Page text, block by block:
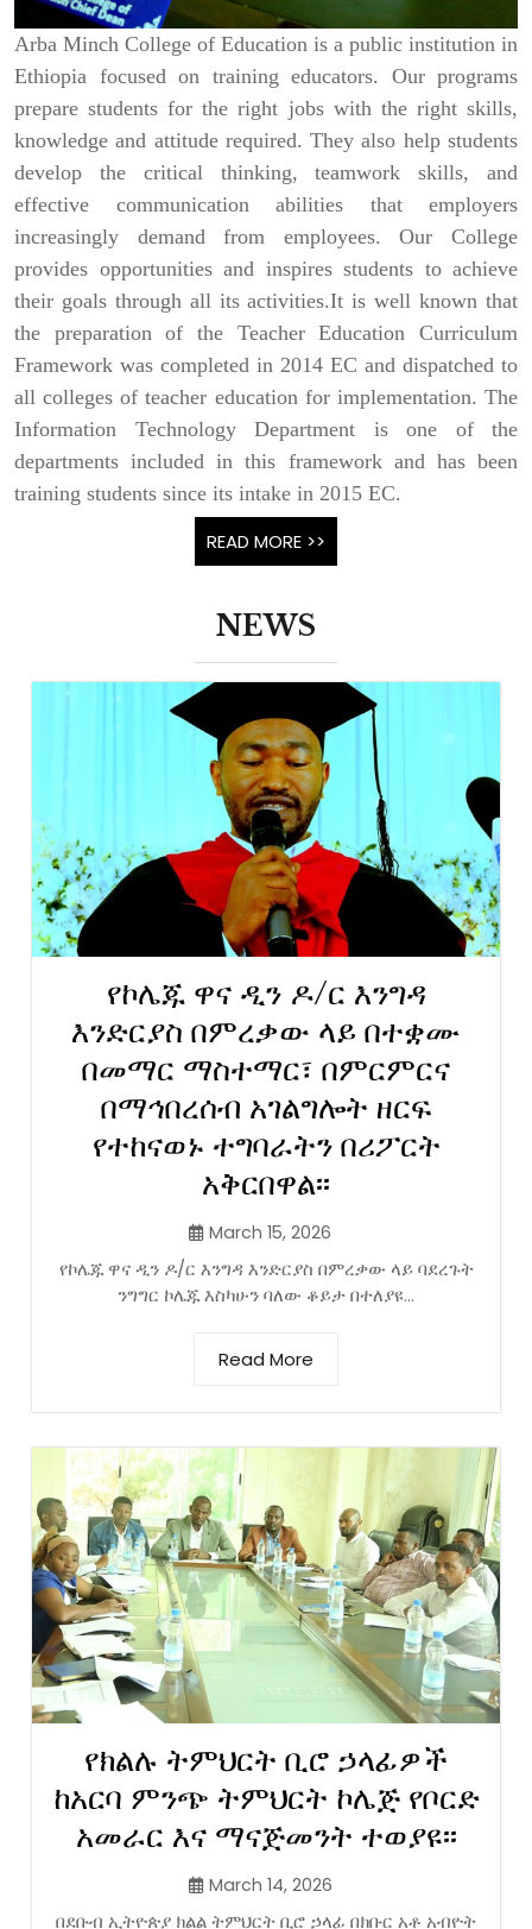
Arba Minch College of Education is a public institution in
Ethiopia focused on training educators. Our programs
prepare students for the right jobs with the right skills,
knowledge and attitude required. They also help students
develop the critical thinking, teamwork skills, and
effective communication abilities that employers
increasingly demand from employees. Our College
provides opportunities and inspires students to achieve
their goals through all its activities.It is well known that
the preparation of the Teacher Education Curriculum
Framework was completed in 2014 EC and dispatched to
all colleges of teacher education for implementation. The
Information Technology Department is one of the
departments included in this framework and has been
training students since its intake in 2015 EC.
READ MORE >>
NEWS
የኮሌጁ ዋና ዲን ዶ/ር እንግዳ
እንድርያስ በምረቃው ላይ በተቋሙ
በመማር ማስተማር፣ በምርምርና
በማኅበረሰብ አገልግሎት ዘርፍ
የተከናወኑ ተግባራትን በሪፖርት
አቅርበዋል፡፡
March 15, 2026
የኮሌጁ ዋና ዲን ዶ/ር እንግዳ እንድርያስ በምረቃው ላይ ባደረጉት
ንግግር ኮሌጁ እስካሁን ባለው ቆይታ በተለያዩ...
Read More
የክልሉ ትምህርት ቢሮ ኃላፊዎች
ከአርባ ምንጭ ትምህርት ኮሌጅ የቦርድ
አመራር እና ማናጅመንት ተወያዩ፡፡
March 14, 2026
በደቡብ ኢትዮጵያ ክልል ትምህርት ቢሮ ኃላፊ በክቡር አቶ አብዮት